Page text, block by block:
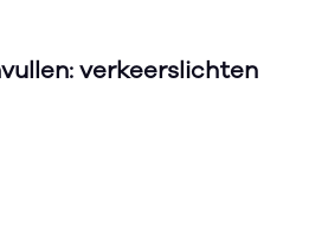
verkeerslichten